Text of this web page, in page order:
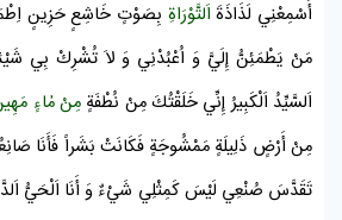
أَسْمِعْنِي لَذَاذَةَ اَلتَّوْرَاةِ بِصَوْتٍ خَاشِعٍ حَزِينٍ
مَنْ يَطْمَئِنُّ إِلَيَّ وَ اُعْبُدْنِي وَ لاَ تُشْرِكْ بِي
اَلسَّيِّدُ اَلْكَبِيرُ إِنِّي خَلَقْتُكَ مِنْ نُطْفَةٍ مِنْ مٰاءٍ
مِنْ أَرْضٍ ذَلِيلَةٍ مَمْشُوجَةٍ فَكَانَتْ بَشَراً فَأَنَا
تَقَدَّسَ صُنْعِي لَيْسَ كَمِثْلِي شَيْءٌ وَ أَنَا اَلْحَيُّ